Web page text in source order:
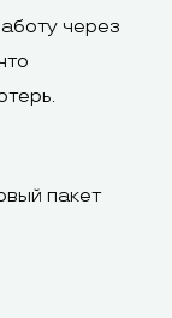
через
пакет